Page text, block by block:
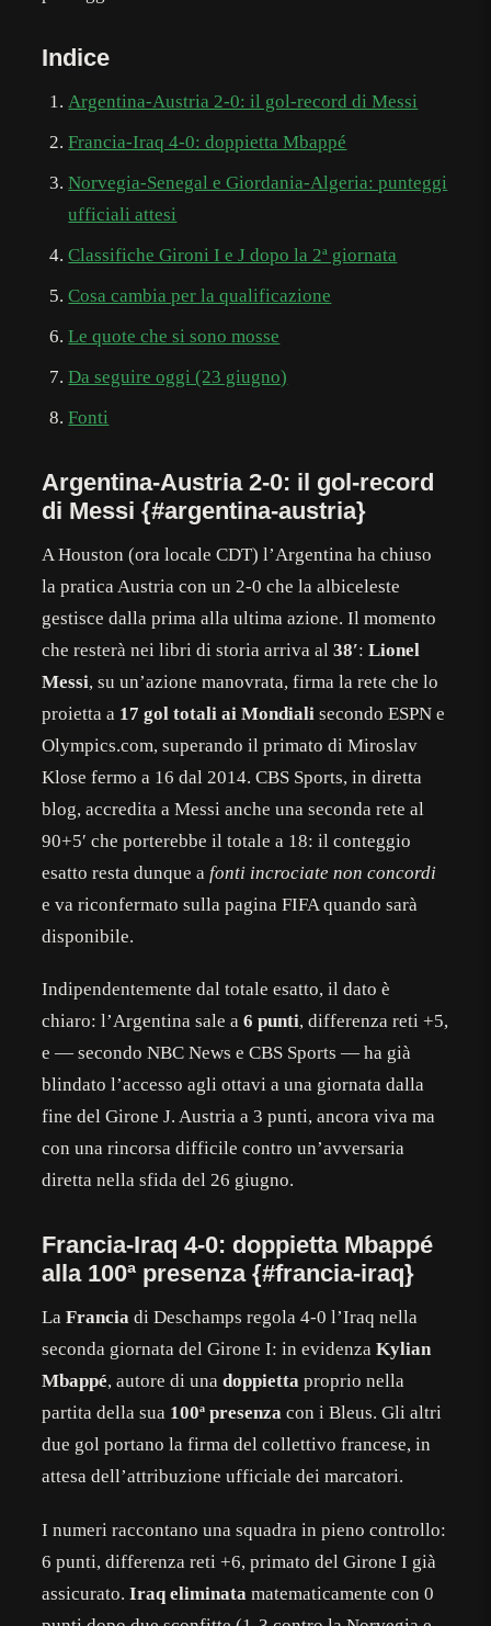
Indice
Argentina-Austria 2-0: il gol-record di Messi
Francia-Iraq 4-0: doppietta Mbappé
Norvegia-Senegal e Giordania-Algeria: punteggi
ufficiali attesi
Classifiche Gironi I e J dopo la 2ª giornata
Cosa cambia per la qualificazione
Le quote che si sono mosse
Da seguire oggi (23 giugno)
Fonti
Argentina-Austria 2-0: il gol-record
di Messi {#argentina-austria}
A Houston (ora locale CDT) l’Argentina ha chiuso
la pratica Austria con un 2-0 che la albiceleste
gestisce dalla prima alla ultima azione. Il momento
che resterà nei libri di storia arriva al38′:Lionel
Messi, su un’azione manovrata, firma la rete che lo
proietta a 17 gol totali ai Mondiali secondo ESPN e
Olympics.com, superando il primato di Miroslav
Klose fermo a 16 dal 2014. CBS Sports, in diretta
blog, accredita a Messi anche una seconda rete al
90+5′ che porterebbe il totale a 18: il conteggio
esatto resta dunque a fonti incrociate non concordi
e va riconfermato sulla pagina FIFA quando sarà
disponibile.
Indipendentemente dal totale esatto, il dato è
chiaro: l’Argentina sale a6 punti, differenza reti +5,
e — secondo NBC News e CBS Sports — ha già
blindato l’accesso agli ottavi a una giornata dalla
fine del Girone J. Austria a 3 punti, ancora viva ma
con una rincorsa difficile contro un’avversaria
diretta nella sfida del 26 giugno.
Francia-Iraq 4-0: doppietta Mbappé
alla 100ª presenza {#francia-iraq}
LaFrancia di Deschamps regola 4-0 l’Iraq nella
seconda giornata del Girone I: in evidenzaKylian
Mbappé, autore di unadoppietta proprio nella
partita della sua 100ª presenza con i Bleus. Gli altri
due gol portano la firma del collettivo francese, in
attesa dell’attribuzione ufficiale dei marcatori.
I numeri raccontano una squadra in pieno controllo:
6 punti, differenza reti +6, primato del Girone I già
assicurato.Iraq eliminata matematicamente con 0